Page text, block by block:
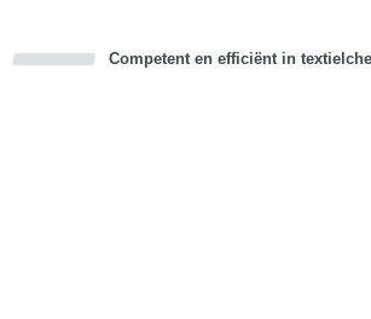
Competent en efficiënt in